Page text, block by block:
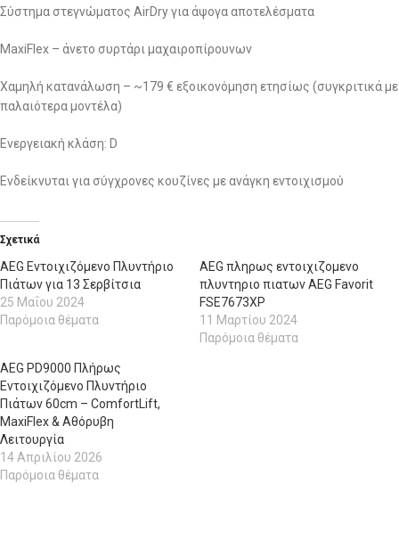
Σύστημα στεγνώματος AirDry για άψογα αποτελέσματα
MaxiFlex – άνετο συρτάρι μαχαιροπίρουνων
Χαμηλή κατανάλωση – ~179 € εξοικονόμηση ετησίως (συγκριτικά με
παλαιότερα μοντέλα)
Ενεργειακή κλάση: D
Ενδείκνυται για σύγχρονες κουζίνες με ανάγκη εντοιχισμού
Σχετικά
AEG Εντοιχιζόμενο Πλυντήριο
Πιάτων για 13 Σερβίτσια
25 Μαΐου 2024
Παρόμοια θέματα
AEG πληρως εντοιχιζομενο
πλυντηριο πιατων AEG Favorit
FSE7673XP
11 Μαρτίου 2024
Παρόμοια θέματα
AEG PD9000 Πλήρως
Εντοιχιζόμενο Πλυντήριο
Πιάτων 60cm – ComfortLift,
MaxiFlex & Αθόρυβη
Λειτουργία
14 Απριλίου 2026
Παρόμοια θέματα